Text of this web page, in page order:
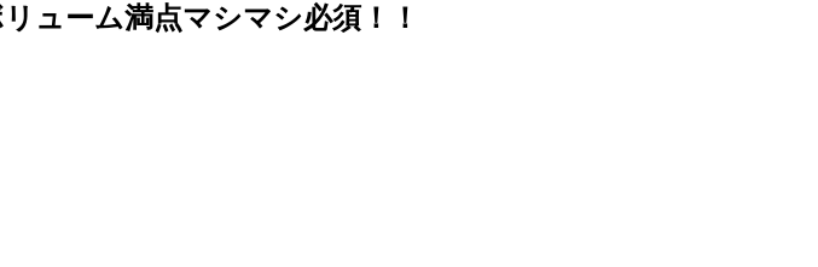
ューム満点マシマシ必須！！